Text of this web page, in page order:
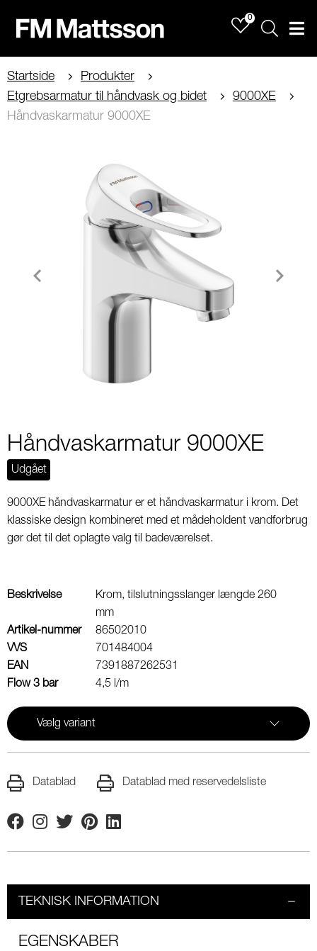
0
Sök
Startside
Produkter
Etgrebsarmatur til håndvask og bidet
9000XE
Håndvaskarmatur 9000XE
Håndvaskarmatur 9000XE
Udgået
9000XE håndvaskarmatur er et håndvaskarmatur i krom. Det
klassiske design kombineret med et mådeholdent vandforbrug
gør det til det oplagte valg til badeværelset.
Beskrivelse
Krom, tilslutningsslanger længde 260
mm
Artikel-nummer
86502010
VVS
701484004
EAN
7391887262531
Flow 3 bar
4,5 l/m
Vælg variant
Datablad Datablad med reservedelsliste
FacebookInstagram
TwitterPinterestLinkedin
TEKNISK INFORMATION
EGENSKABER